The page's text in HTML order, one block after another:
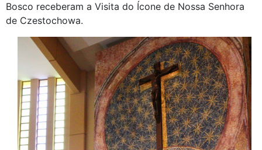
Bosco receberam a Visita do Ícone de Nossa Senhora
de Czestochowa.